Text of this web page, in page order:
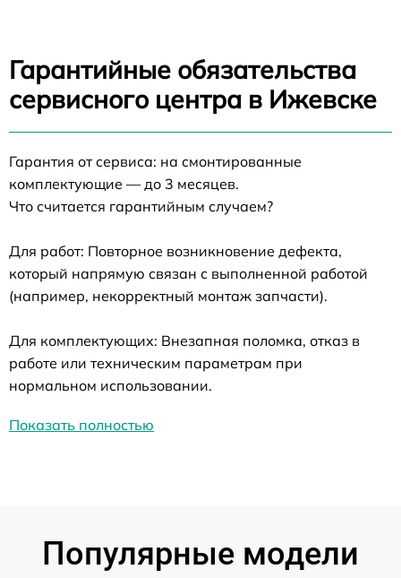
Гарантийные обязательства
сервисного центра в Ижевске
Гарантия от сервиса: на смонтированные
комплектующие — до 3 месяцев.
Что считается гарантийным случаем?
Для работ: Повторное возникновение дефекта,
который напрямую связан с выполненной работой
(например, некорректный монтаж запчасти).
Для комплектующих: Внезапная поломка, отказ в
работе или техническим параметрам при
нормальном использовании.
Показать полностью
Популярные модели